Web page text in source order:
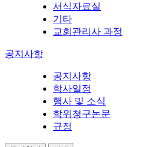
서식자료실
기타
교회관리사 과정
공지사항
공지사항
학사일정
행사 및 소식
학위청구논문
규정